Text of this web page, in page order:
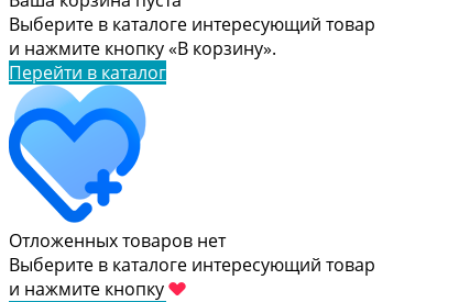
Выберите в каталоге интересующий товар
и нажмите кнопку «В корзину».
Перейти в каталог
Отложенных товаров нет
Выберите в каталоге интересующий товар
и нажмите кнопку